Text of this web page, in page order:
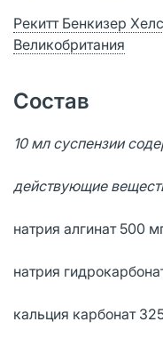
Рекитт Бенкизер
Великобритания
Состав
10 мл суспензии
действующие
натрия алгинат 500
натрия
кальция карбонат